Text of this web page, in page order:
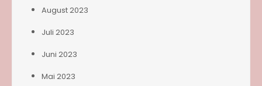
August 2023
Juli 2023
Juni 2023
Mai 2023